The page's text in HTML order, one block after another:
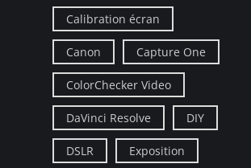
Calibration écran
Canon Capture One
ColorChecker Video
DaVinci Resolve DIY
DSLR Exposition